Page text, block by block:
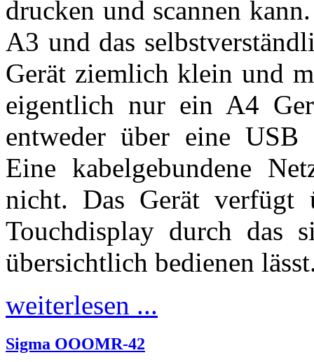
drucken und scannen
A3 und das
Gerät ziemlich klein und
eigentlich nur ein A4
entweder über eine
Eine kabelgebundene
nicht. Das Gerät verfügt
Touchdisplay durch das
übersichtlich bedienen
weiterlesen ...
Sigma OOOMR-42